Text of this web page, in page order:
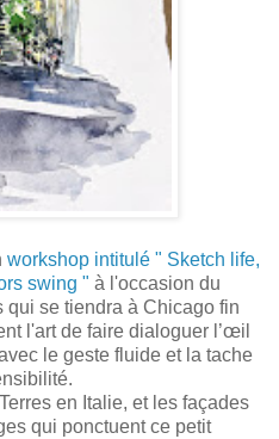
workshop intitulé " Sketch life,
swing " à l'occasion du
qui se tiendra à Chicago fin
l'art de faire dialoguer l’œil
le geste fluide et la tache
en Italie, et les façades
qui ponctuent ce petit